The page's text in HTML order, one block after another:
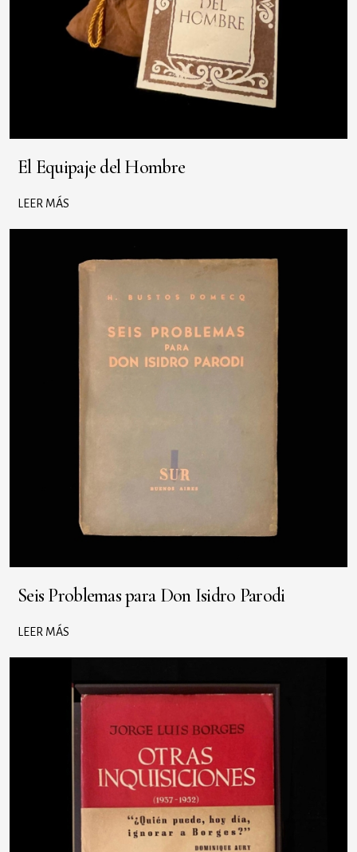
El Equipaje del Hombre
LEER MÁS
Seis Problemas para Don Isidro Parodi
LEER MÁS